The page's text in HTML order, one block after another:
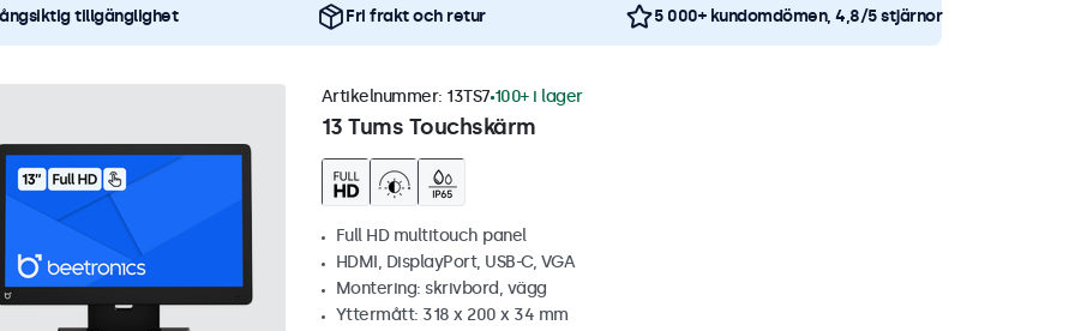
tillgänglighet Fri frakt och retur 5 000+ kundomdömen, 4,8/5 stjärnor
13 Tums Touchskärm
Artikelnummer: 13TS7 100+ i lager
Full HD multitouch panel
HDMI, DisplayPort, USB-C, VGA
Montering: skrivbord, vägg
Yttermått: 318 x 200 x 34 mm